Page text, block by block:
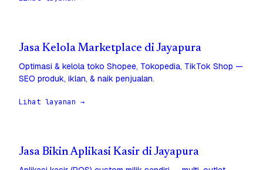
Jasa Kelola Marketplace di Jayapura
Optimasi & kelola toko Shopee, Tokopedia, TikTok Shop —
SEO produk, iklan, & naik penjualan.
Lihat layanan →
Jasa Bikin Aplikasi Kasir di Jayapura